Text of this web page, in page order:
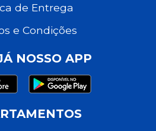
de Entrega
e Condições
NOSSO APP